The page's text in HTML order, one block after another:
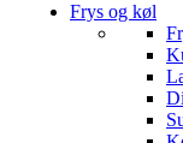
Frys og køl